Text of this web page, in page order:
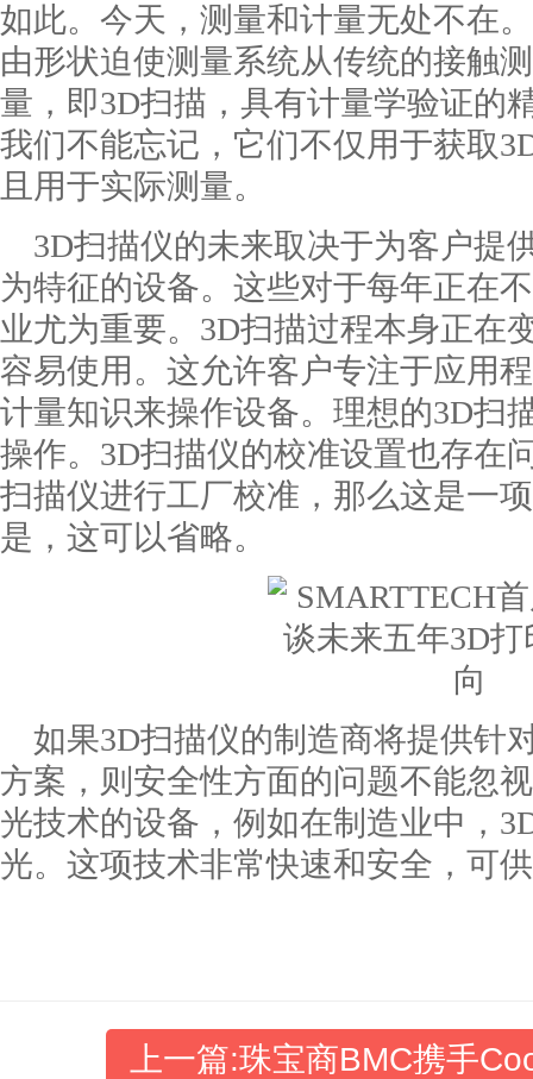
如此。今天，测量和计量无处不在
由形状迫使测量系统从传统的接触
量，即3D扫描，具有计量学验证的
我们不能忘记，它们不仅用于获取
且用于实际测量。
3D扫描仪的未来取决于为客户提
为特征的设备。这些对于每年正在
业尤为重要。3D扫描过程本身正在
容易使用。这允许客户专注于应用
计量知识来操作设备。理想的3D扫
操作。3D扫描仪的校准设置也存在
扫描仪进行工厂校准，那么这是一
是，这可以省略。
如果3D扫描仪的制造商将提供针
方案，则安全性方面的问题不能忽
光技术的设备，例如在制造业中，
光。这项技术非常快速和安全，可
上一篇:珠宝商BMC携手